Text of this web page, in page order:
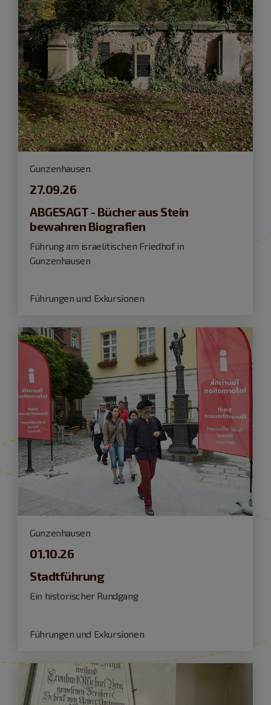
Gunzenhausen
27.09.26
ABGESAGT - Bücher aus Stein
bewahren Biografien
Führung am israelitischen Friedhof in
Gunzenhausen
Führungen und Exkursionen
Gunzenhausen
01.10.26
Stadtführung
Ein historischer Rundgang
Führungen und Exkursionen